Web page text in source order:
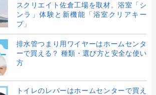
スクリエイト佐倉工場を取材。浴室「シ
ンラ」体験と新機能「浴室クリアキー
プ」
排水管つまり用ワイヤーはホームセンタ
ーで買える？ 種類・選び方と安全な使い
方
トイレのレバーはホームセンターで買え